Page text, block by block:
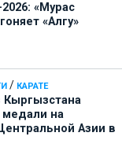
«Мурас
«Алгу»
/ КАРАТЕ
Кыргызстана
медали на
Азии в